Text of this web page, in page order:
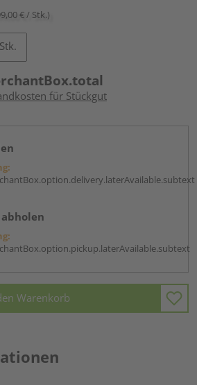
€ / Stk.)
Stk.
für Stückgut
Warenkorb